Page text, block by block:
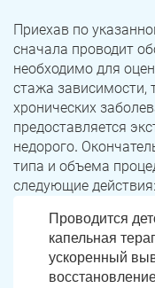
Приехав по
сначала проводит
необходимо для
стажа зависимости,
хронических
предоставляется
недорого.
типа и объема
следующие действия:
Проводится
капельная
ускоренный
Копейск
Златоуст